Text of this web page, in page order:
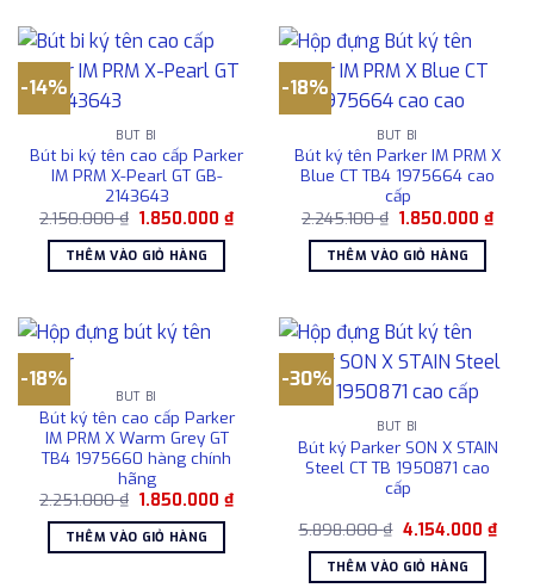
-14%
BÚT BI
Bút bi ký tên cao cấp Parker
IM PRM X-Pearl GT GB-
2143643
2.150.000₫ Giá
là:
2.150.000 ₫.
1.850.000₫Giá
hiện
1.850.000 ₫.
THÊM VÀO GIỎ HÀNG
-18%
BÚT BI
Bút ký tên Parker IM PRM X
Blue CT TB4 1975664 cao
cấp
2.245.100₫ Giá
là:
2.245.100 ₫.
1.850.000₫Giá
hiện
THÊM VÀO GIỎ HÀNG
-18%
BÚT BI
Bút ký tên cao cấp Parker
IM PRM X Warm Grey GT
TB4 1975660 hàng chính
hãng
2.251.000₫ Giá
là:
2.251.000 ₫.
1.850.000₫Giá
hiện
1.850.000 ₫.
THÊM VÀO GIỎ HÀNG
-30%
BÚT BI
Bút ký Parker SON X STAIN
Steel CT TB 1950871 cao
cấp
5.898.000₫ Giá
là:
5.898.000 ₫.
4.154.000 ₫Giá
hiện
THÊM VÀO GIỎ HÀNG